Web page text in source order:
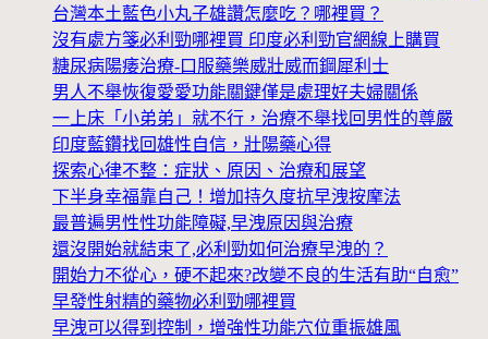
台灣本土藍色小丸子雄讚怎麼吃？哪裡買？
沒有處方箋必利勁哪裡買 印度必利勁官網線上購買
糖尿病陽痿治療-口服藥樂威壯威而鋼犀利士
男人不舉恢復愛愛功能關鍵僅是處理好夫婦關係
一上床「小弟弟」就不行，治療不舉找回男性的尊嚴
印度藍鑽找回雄性自信，壯陽藥心得
探索心律不整：症狀、原因、治療和展望
下半身幸福靠自己！增加持久度抗早洩按摩法
最普遍男性性功能障礙,早洩原因與治療
還沒開始就結束了,必利勁如何治療早洩的？
開始力不從心，硬不起來?改變不良的生活有助“自愈”
早發性射精的藥物必利勁哪裡買
早洩可以得到控制，增強性功能穴位重振雄風